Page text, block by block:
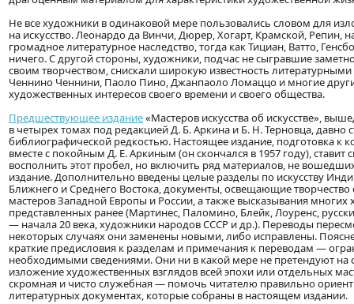
Не все художники в одинаковой мере пользовались словом для
на искусство. Леонардо да Винчи, Дюрер, Хогарт, Крамской, Репин,
громадное литературное наследство, тогда как Тициан, Ватто,
ничего. С другой стороны, художники, подчас не сыгравшие
своим творчеством, снискали широкую известность
Ченнино Ченнини, Паоло Пино, Джанпаоло Ломаццо и многие
художественных интересов своего времени и своего общества.
Предшествующее издание«Мастеров искусства об искусстве»,
в четырех томах под редакцией Д. Б. Аркина и Б. Н. Терновца, давно
библиографической редкостью. Настоящее издание, подготовка к
вместе с покойным Д. Е. Аркиным (он скончался в 1957 году), ставит
восполнить этот пробел, но включить ряд материалов, не
издание. Дополнительно введены целые разделы по искусству
Ближнего и Среднего Востока, документы, освещающие творчество
мастеров Западной Европы и России, а также высказывания многих
представленных ранее (Мартинес, Паломино, Блейк, Лоуренс,
— начала 20 века, художники народов СССР и др.). Переводы
некоторых случаях они заменены новыми, либо исправлены.
краткие предисловия к разделам и примечания к переводам —
необходимыми сведениями. Они ни в какой мере не претендуют на
изложение художественных взглядов всей эпохи или отдельных
скромная и чисто служебная — помочь читателю правильно
литературных документах, которые собраны в настоящем издании.